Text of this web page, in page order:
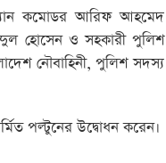
কমোডর আরিফ আহমেদ
হোসেন ও সহকারী পুলিশ
নৌবাহিনী, পুলিশ সদস্য
পল্টুনের উদ্বোধন করেন।